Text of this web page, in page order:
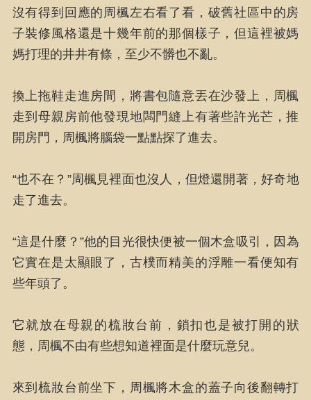
沒有得到回應的周楓左右看了看，破舊社區中的房
子裝修風格還是十幾年前的那個樣子，但這裡被媽
媽打理的井井有條，至少不髒也不亂。
換上拖鞋走進房間，將書包隨意丟在沙發上，周楓
走到母親房前他發現地闆門縫上有著些許光芒，推
開房門，周楓將腦袋一點點探了進去。
“也不在？”周楓見裡面也沒人，但燈還開著，好奇地
走了進去。
“這是什麼？”他的目光很快便被一個木盒吸引，因為
它實在是太顯眼了，古樸而精美的浮雕一看便知有
些年頭了。
它就放在母親的梳妝台前，鎖扣也是被打開的狀
態，周楓不由有些想知道裡面是什麼玩意兒。
來到梳妝台前坐下，周楓將木盒的蓋子向後翻轉打